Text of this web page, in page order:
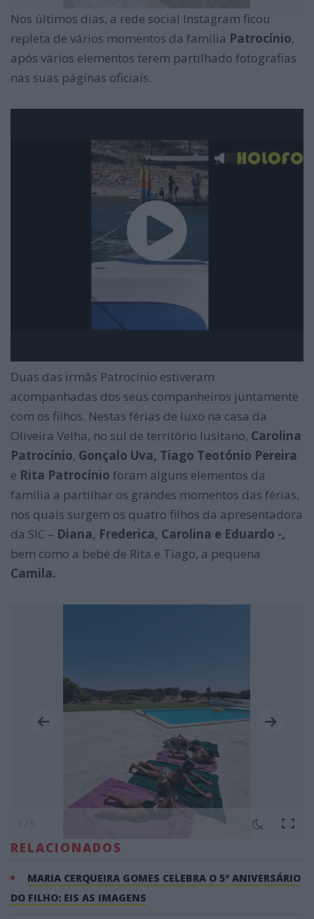
Nos últimos dias, a rede social Instagram ficou
repleta de vários momentos da família Patrocínio,
após vários elementos terem partilhado fotografias
nas suas páginas oficiais.
Duas das irmãs Patrocínio estiveram
acompanhadas dos seus companheiros juntamente
com os filhos. Nestas férias de luxo na casa da
Oliveira Velha, no sul de território lusitano, Carolina
Patrocínio, Gonçalo Uva, Tiago Teotónio Pereira
e Rita Patrocínio foram alguns elementos da
família a partilhar os grandes momentos das férias,
nos quais surgem os quatro filhos da apresentadora
da SIC – Diana, Frederica, Carolina e Eduardo -,
bem como a bebé de Rita e Tiago, a pequena
Camila.
1 / 5
RELACIONADOS
MARIA CERQUEIRA GOMES CELEBRA O 5º ANIVERSÁRIO
DO FILHO: EIS AS IMAGENS